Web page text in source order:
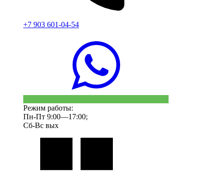
+7 903 601-04-54
Режим работы:
Пн-Пт 9:00—17:00;
Сб-Вс вых